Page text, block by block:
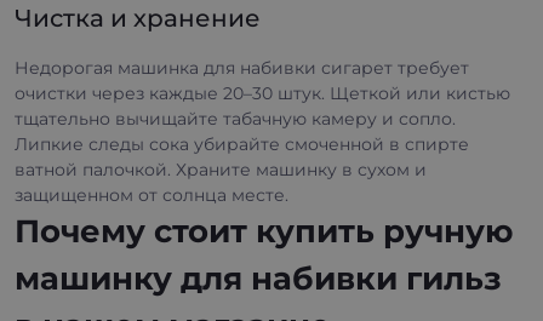
Чистка и хранение
Недорогая машинка для набивки сигарет требует
очистки через каждые 20–30 штук. Щеткой или кистью
тщательно вычищайте табачную камеру и сопло.
Липкие следы сока убирайте смоченной в спирте
ватной палочкой. Храните машинку в сухом и
защищенном от солнца месте.
Почему стоит купить ручную
машинку для набивки гильз